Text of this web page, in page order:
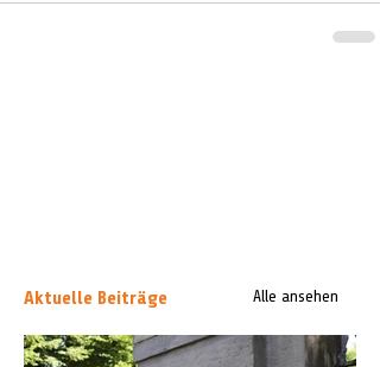
Aktuelle Beiträge Alle ansehen